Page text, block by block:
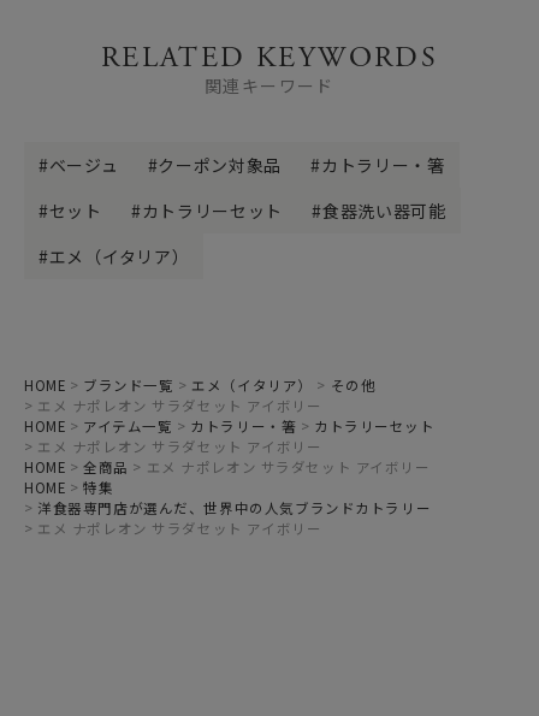
RELATED KEYWORDS
関連キーワード
ベージュ クーポン対象品
カトラリー・箸
セット
カトラリーセット
食器洗い器可能
エメ（イタリア）
HOME ブランド一覧 エメ（イタリア）
その他
エメ ナポレオン サラダセット アイボリー
HOME
アイテム一覧 カトラリー・箸
カトラリーセット
エメ ナポレオン サラダセット アイボリー
HOME
全商品
エメ ナポレオン サラダセット アイボリー
HOME
特集
洋食器専門店が選んだ、世界中の人気ブランドカトラリー
エメ ナポレオン サラダセット アイボリー